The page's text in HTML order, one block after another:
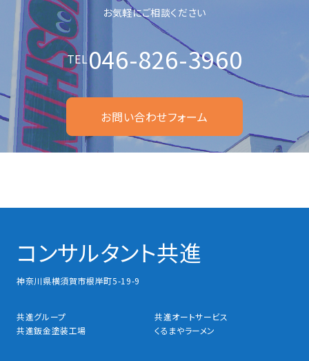
お気軽にご相談ください
TEL046-826-3960
お問い合わせフォーム
コンサルタント共進
神奈川県横須賀市根岸町5-19-9
共進グループ
共進オートサービス
共進鈑金塗装工場
くるまやラーメン